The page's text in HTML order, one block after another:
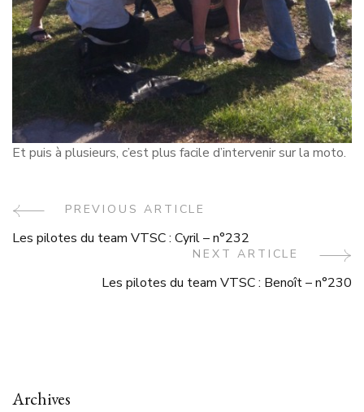
Et puis à plusieurs, c’est plus facile d’intervenir sur la moto.
Post
Navigation
PREVIOUS ARTICLE
Les pilotes du team VTSC : Cyril – n°232
NEXT ARTICLE
Les pilotes du team VTSC : Benoît – n°230
Archives